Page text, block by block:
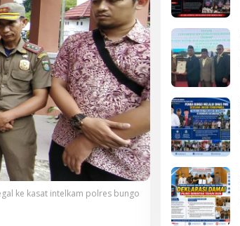
ke kasat intelkam polres bungo